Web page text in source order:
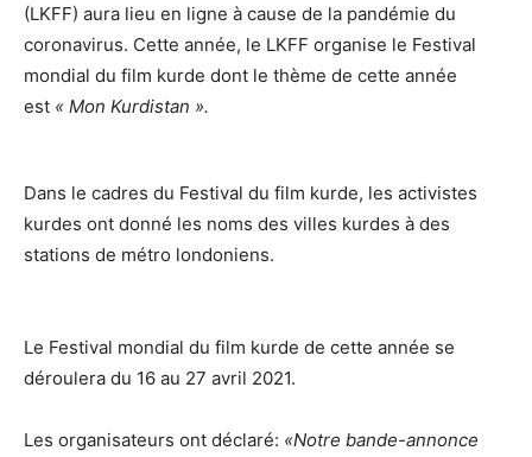
(LKFF) aura lieu en ligne à cause de la pandémie du
coronavirus. Cette année, le LKFF organise le Festival
mondial du film kurde dont le thème de cette année
est « Mon Kurdistan ».
Dans le cadres du Festival du film kurde, les activistes
kurdes ont donné les noms des villes kurdes à des
stations de métro londoniens.
Le Festival mondial du film kurde de cette année se
déroulera du 16 au 27 avril 2021.
Les organisateurs ont déclaré: «Notre bande-annonce